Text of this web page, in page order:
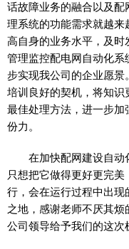
话故障业务的融合以及
理系统的功能需求就越
高自身的业务水平，及
管理监控配电网自动化
步实现我公司的企业愿
培训良好的契机，将知
最佳处理方法，进一步
份力。
在加快配网建设自动
只想把它做得更好更完
行，会在运行过程中出现
之地，感谢老师不厌其
公司领导给予我们的这次